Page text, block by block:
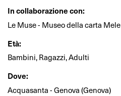
In collaborazione con:
Le Muse - Museo della carta Mele
Età:
Bambini, Ragazzi, Adulti
Dove:
Acquasanta - Genova (Genova)